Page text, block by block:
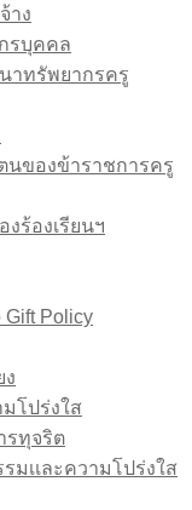
าง
รบุคคล
าทรัพยากรครู
นของข้าราชการครู
ร้องเรียนฯ
Policy
ง
โปร่งใส
รทุจริต
มเเละความโปร่งใส